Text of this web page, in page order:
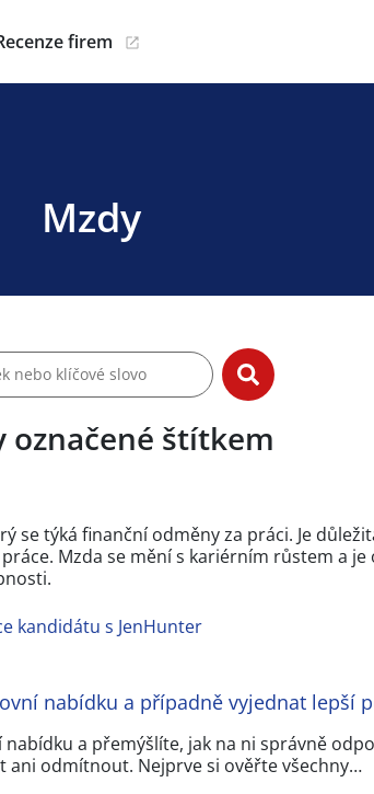
firem
Mzdy
označené štítkem
se týká finanční odměny za práci. Je
Mzda se mění s kariérním růstem a je
kandidátu s JenHunter
nabídku a případně vyjednat lepší
nabídku a přemýšlíte, jak na ni správně
ani odmítnout. Nejprve si ověřte všechny…